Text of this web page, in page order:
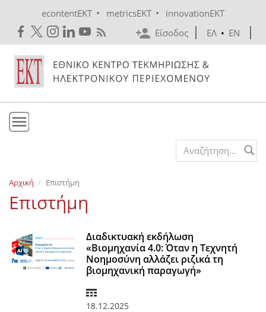
econtentEKT • metricsEKT •
innovationEKT
Είσοδος
ΕΛ • EN
Εκδόσεις
Ενημέρωση
Search form
Αρχική Επιστήμη
Επιστήμη
Διαδικτυακή εκδήλωση
«Βιομηχανία 4.0: Όταν η Τεχνητή
Νοημοσύνη αλλάζει ριζικά τη
βιομηχανική παραγωγή»
18.12.2025